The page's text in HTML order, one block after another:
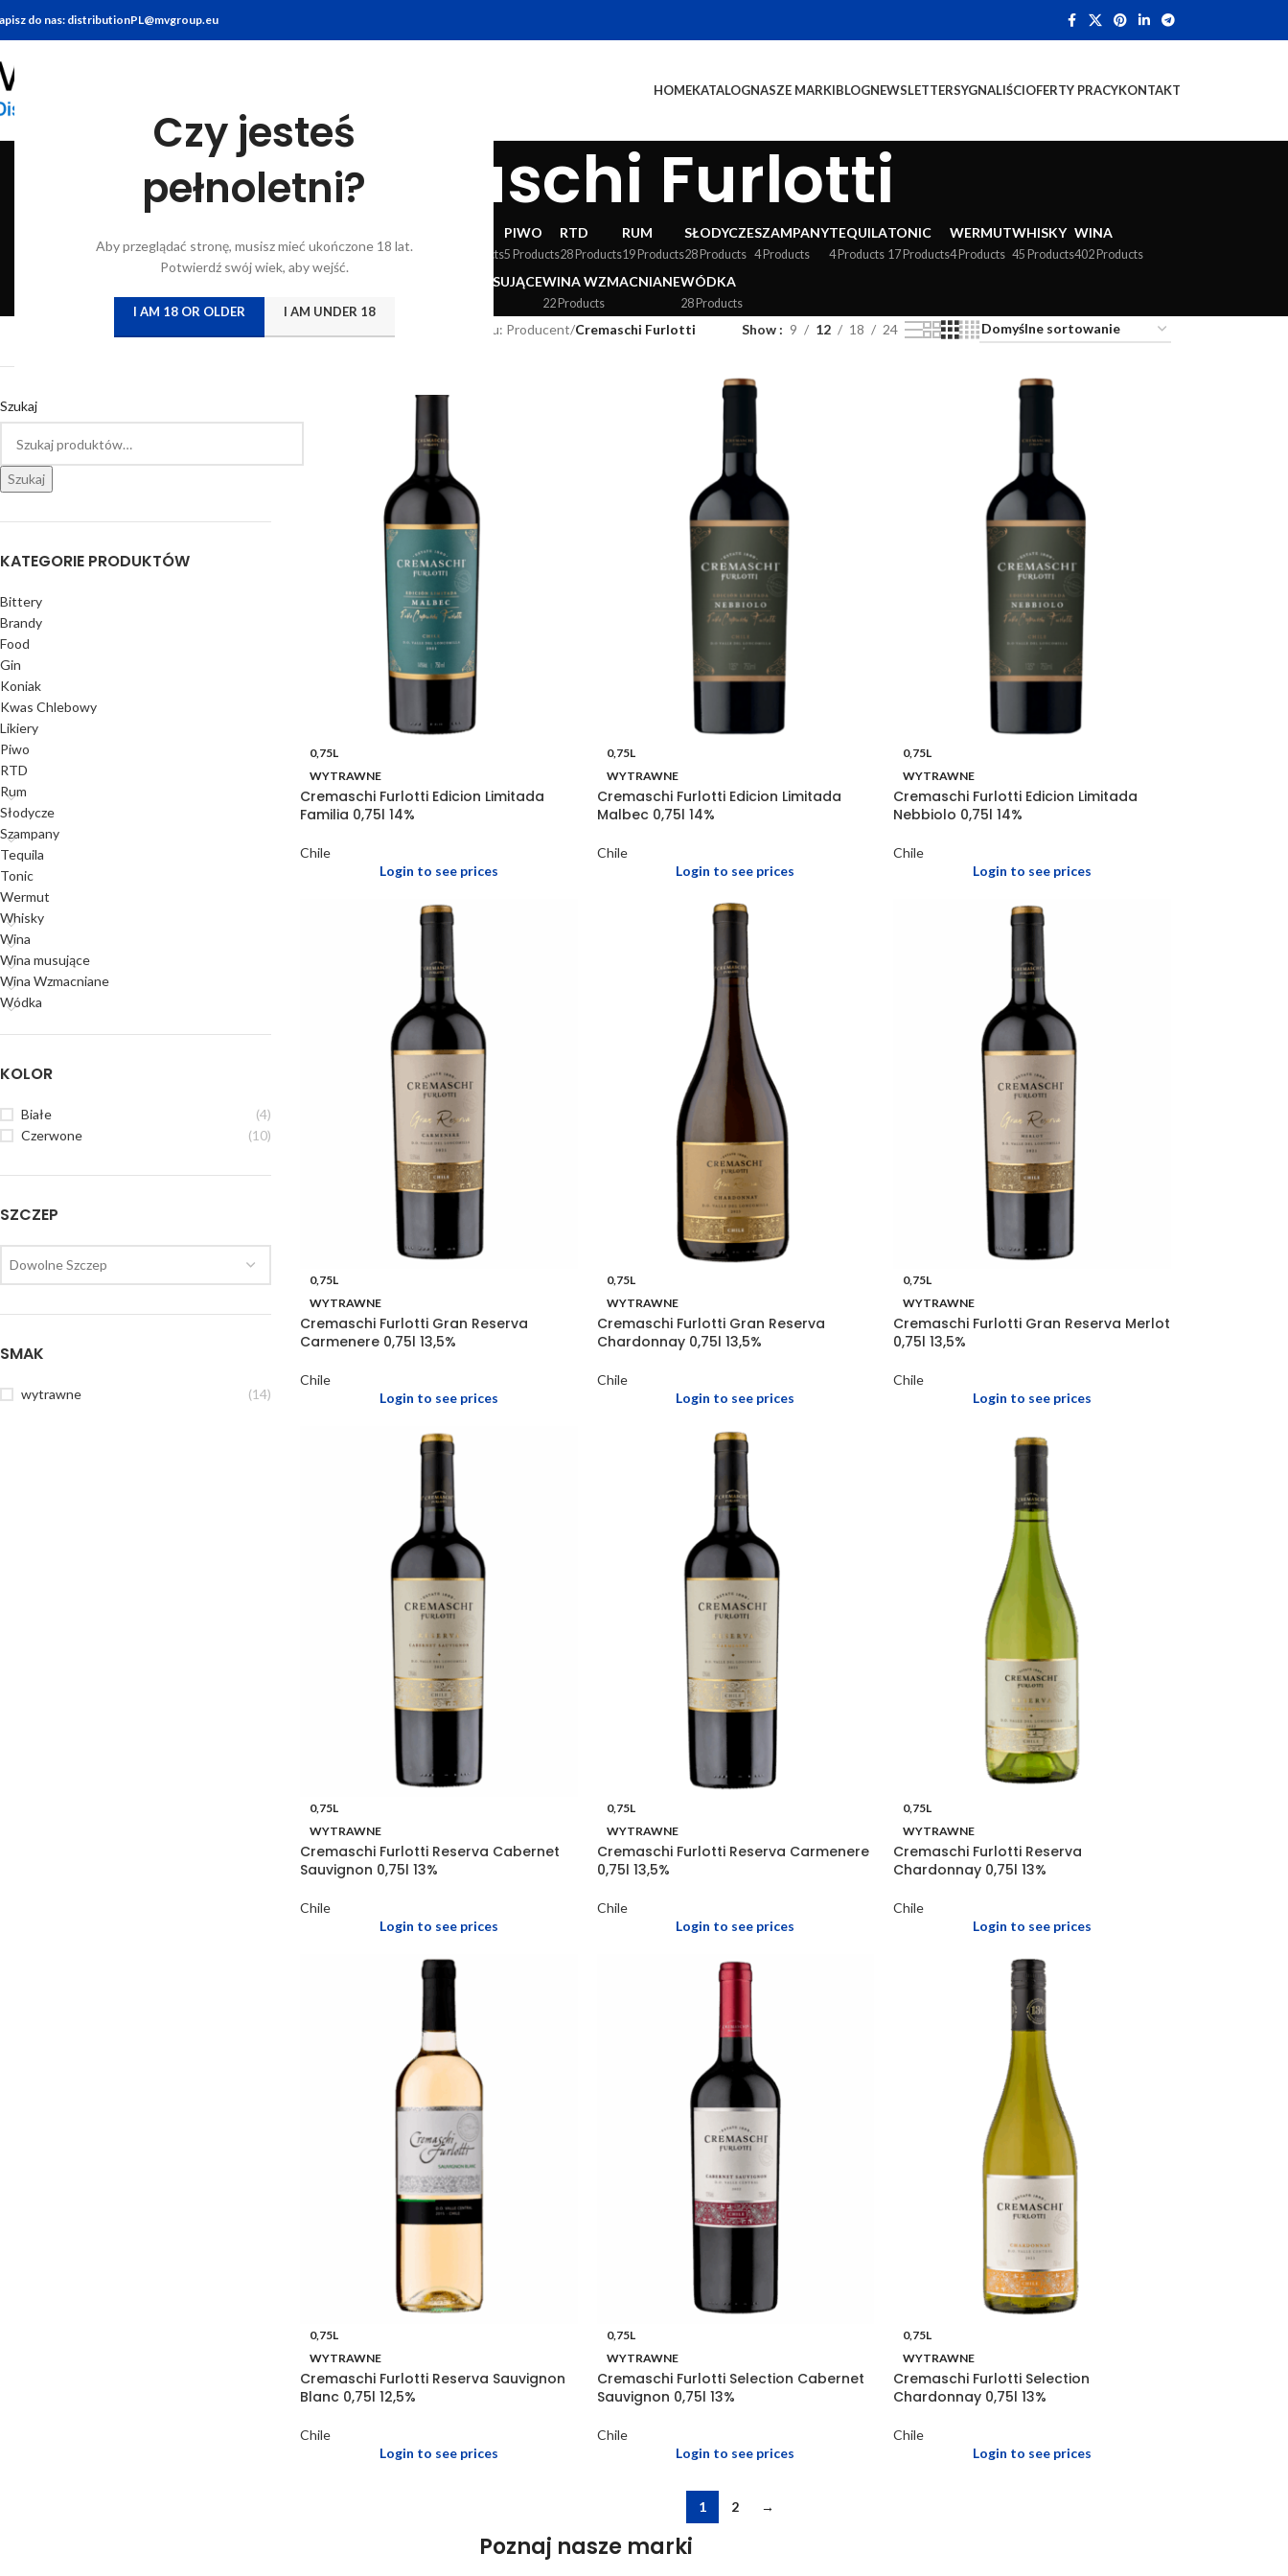
Czy jesteś
pełnoletni?
Aby przeglądać stronę, musisz mieć ukończone 18 lat.
Potwierdź swój wiek, aby wejść.
I AM 18 OR OLDER I AM UNDER 18
do nas: distributionPL@mvgroup.eu
HOMEKATALOGNASZE MARKIBLOGNEWSLETTERSYGNALIŚCIOFERTY PRACYKONTAKT
Cremaschi Furlotti
7 Products10 Products22 Products7 Products5 Products 24 Products
PIWO
5 Products
RTD
28 Products
RUM
19 Products
SŁODYCZE
28 Products
SZAMPANY
4 Products
TEQUILA
4 Products
TONIC
17 Products
WERMUT
4 Products
WHISKY
45 Products
WINA
402 Products
WINA MUSUJĄCEWINA WZMACNIANE
22 Products
WÓDKA
28 Products
Szukaj
Szukaj
KATEGORIE PRODUKTÓW
Bittery
Brandy
Food
Gin
Koniak
Kwas Chlebowy
Likiery
Piwo
RTD
Rum
Słodycze
Szampany
Tequila
Tonic
Wermut
Whisky
Wina
Wina musujące
Wina Wzmacniane
Wódka
KOLOR
Białe
(4)
Czerwone
(10)
SZCZEP
Dowolne Szczep
SMAK
wytrawne (14)
Atrybut produktu: Producent/Cremaschi Furlotti Show 9 12 18 24
0,75L
WYTRAWNE
Cremaschi Furlotti Edicion Limitada
Familia 0,75l 14%
Chile
Login to see prices
0,75L
WYTRAWNE
Cremaschi Furlotti Edicion Limitada
Malbec 0,75l 14%
Chile
Login to see prices
0,75L
WYTRAWNE
Cremaschi Furlotti Edicion Limitada
Nebbiolo 0,75l 14%
Chile
Login to see prices
0,75L
WYTRAWNE
Cremaschi Furlotti Gran Reserva
Carmenere 0,75l 13,5%
Chile
Login to see prices
0,75L
WYTRAWNE
Cremaschi Furlotti Gran Reserva
Chardonnay 0,75l 13,5%
Chile
Login to see prices
0,75L
WYTRAWNE
Cremaschi Furlotti Gran Reserva Merlot
0,75l 13,5%
Chile
Login to see prices
0,75L
WYTRAWNE
Cremaschi Furlotti Reserva Cabernet
Sauvignon 0,75l 13%
Chile
Login to see prices
0,75L
WYTRAWNE
Cremaschi Furlotti Reserva Carmenere
0,75l 13,5%
Chile
Login to see prices
0,75L
WYTRAWNE
Cremaschi Furlotti Reserva
Chardonnay 0,75l 13%
Chile
Login to see prices
0,75L
WYTRAWNE
Cremaschi Furlotti Reserva Sauvignon
Blanc 0,75l 12,5%
Chile
Login to see prices
0,75L
WYTRAWNE
Cremaschi Furlotti Selection Cabernet
Sauvignon 0,75l 13%
Chile
Login to see prices
0,75L
WYTRAWNE
Cremaschi Furlotti Selection
Chardonnay 0,75l 13%
Chile
Login to see prices
1 2 →
Poznaj nasze marki